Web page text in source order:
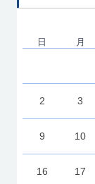
日 月
2 3
9 10
16 17